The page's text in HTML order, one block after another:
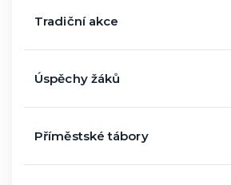
Tradiční akce
Úspěchy žáků
Příměstské tábory